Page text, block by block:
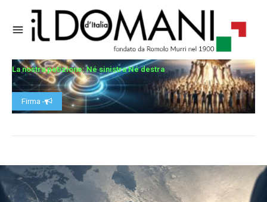
La nostra petizione: Né sinistra Né destra
Firma -